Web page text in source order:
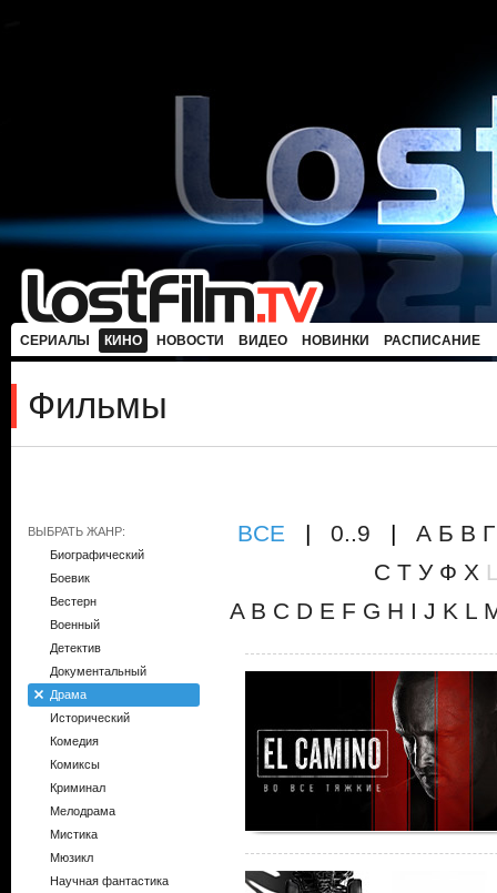
СЕРИАЛЫ КИНО НОВОСТИ ВИДЕО НОВИНКИ РАСПИСАНИЕ
Фильмы
ВЫБРАТЬ ЖАНР:
Биографический
Боевик
Вестерн
Военный
Детектив
Документальный
Драма
Исторический
Комедия
Комиксы
Криминал
Мелодрама
Мистика
Мюзикл
Научная фантастика
ВCE | 0..9 | А Б В Г
С Т У Ф Х
A B C D E F G H I J K L